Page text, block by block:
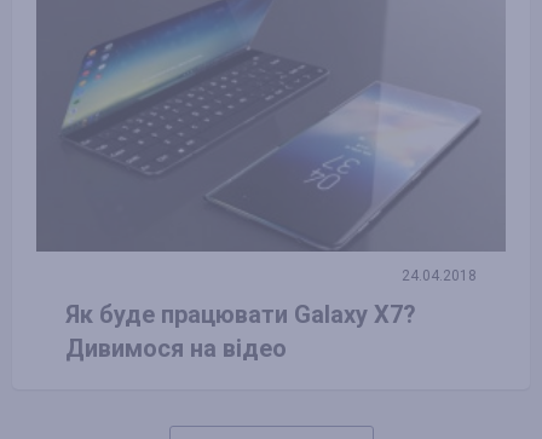
24.04.2018
Як буде працювати Galaxy X7?
Дивимося на відео